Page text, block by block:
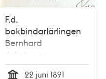
F.d.
bokbindarlärlingen
Bernhard
Jakobsson-
Flaksbinder, 27,
22 juni 1891